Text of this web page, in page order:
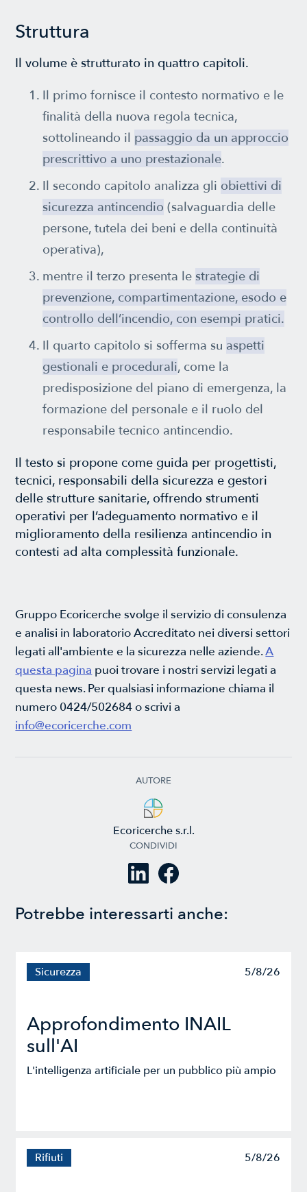
Struttura
Il volume è strutturato in quattro capitoli.
Il primo fornisce il contesto normativo e le
finalità della nuova regola tecnica,
sottolineando il passaggio da un approccio
prescrittivo a uno prestazionale.
Il secondo capitolo analizza gli obiettivi di
sicurezza antincendio (salvaguardia delle
persone, tutela dei beni e della continuità
operativa),
mentre il terzo presenta le strategie di
prevenzione, compartimentazione, esodo e
controllo dell’incendio, con esempi pratici.
Il quarto capitolo si sofferma su aspetti
gestionali e procedurali, come la
predisposizione del piano di emergenza, la
formazione del personale e il ruolo del
responsabile tecnico antincendio.
Il testo si propone come guida per progettisti,
tecnici, responsabili della sicurezza e gestori
delle strutture sanitarie, offrendo strumenti
operativi per l’adeguamento normativo e il
miglioramento della resilienza antincendio in
contesti ad alta complessità funzionale.
Gruppo Ecoricerche svolge il servizio di consulenza
e analisi in laboratorio Accreditato nei diversi settori
legati all'ambiente e la sicurezza nelle aziende.A
questa pagina puoi trovare i nostri servizi legati a
questa news. Per qualsiasi informazione chiama il
numero 0424/502684 o scrivi a
info@ecoricerche.com
AUTORE
Ecoricerche s.r.l.
CONDIVIDI
Potrebbe interessarti anche:
Sicurezza 5/8/26
Approfondimento INAIL
sull'AI
L'intelligenza artificiale per un pubblico più ampio
Rifiuti 5/8/26